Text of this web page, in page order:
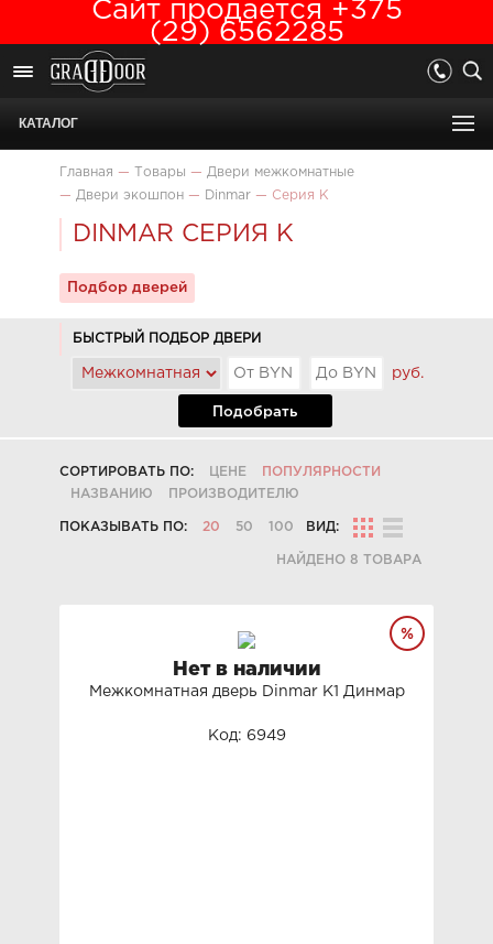
Сайт продается +375
(29) 6562285
КАТАЛОГ
Главная — Товары — Двери межкомнатные
— Двери экошпон — Dinmar — Серия K
DINMAR СЕРИЯ K
Подбор дверей
БЫСТРЫЙ ПОДБОР ДВЕРИ
руб.
Подобрать
СОРТИРОВАТЬ ПО: ЦЕНЕ
ПОПУЛЯРНОСТИ
НАЗВАНИЮ
ПРОИЗВОДИТЕЛЮ
ПОКАЗЫВАТЬ ПО: 20 50 100 ВИД:
НАЙДЕНО 8 ТОВАРА
Нет в наличии
Межкомнатная дверь Dinmar K1 Динмар
Код: 6949